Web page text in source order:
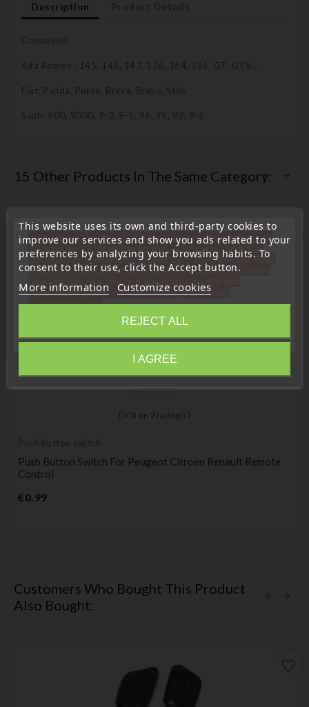
Description
Compatible :
Alfa Romeo : 145, 146, 147, 156, 164, 166, GT, GTV...
Fiat: Panda, Punto, Brava, Bravo, Stilo
Saab: 900, 9000, 9-3, 9-5, 96, 99, 93, 9-6
15 Other Products In The Same Category:
( 5/ 5) on 2 rating(s)
Push button switch
Push Button Switch For Peugeot Citroen Renault Remote
Control
€0.99Price
favorite_border
Customers Who Bought This Product
Also Bought:
This website uses its own and third-party cookies to
improve our services and show you ads related to your
preferences by analyzing your browsing habits. To
consent to their use, click the Accept button.
More information Customize cookies
REJECT ALL
I AGREE
« Attention, notre société sera fermée pour congés du
10 aout au 1 septembre inclus. Pour cette raison les
commandes sont traitées jusqu'au 7 aout 14H00. Pour
le service réparation nous devons réceptionner votre
télécommande avant le 6 aout pour qu'elle soit
réexpédiée avant le 7 aout. Merci pour votre
compréhension»
Close
Information